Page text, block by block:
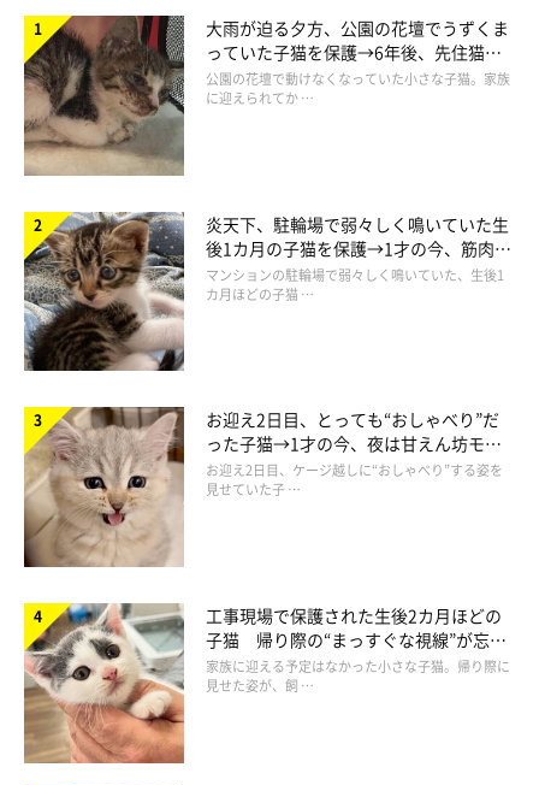
飼い主さん：
「現在、ふうは7才、しらすは3才になりました。今も変わらず、
ふうのしっぽはしらすにとって特別な猫じゃらしで、しらすはふ
うのことが大好きです。
一方、ふうはその愛が重すぎて逃げていますが、幼いころのしら
すを覚えているのか、しらすに対して本気で怒りません。やられ
っぱなしです」
この投稿をInstagramで見る
大雨が迫る夕方、公園の花壇でうずくま
っていた子猫を保護→6年後、先住猫
と“姉妹”のような関係に
公園の花壇で動けなくなっていた小さな子猫。家族
に迎えられてか …
炎天下、駐輪場で弱々しく鳴いていた生
後1カ月の子猫を保護→1才の今、筋肉質
でツンデレなコに成長
マンションの駐輪場で弱々しく鳴いていた、生後1
カ月ほどの子猫 …
お迎え2日目、とっても“おしゃべり”だ
った子猫→1才の今、夜は甘えん坊モー
ドになるコに成長！
お迎え2日目、ケージ越しに“おしゃべり”する姿を
見せていた子 …
工事現場で保護された生後2カ月ほどの
子猫 帰り際の“まっすぐな視線”が忘れ
られず、家族の一員に
家族に迎える予定はなかった小さな子猫。帰り際に
見せた姿が、飼 …